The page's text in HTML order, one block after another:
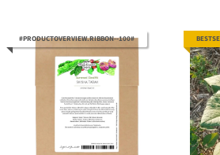
#PRODUCTOVERVIEW.RIBBON--100#